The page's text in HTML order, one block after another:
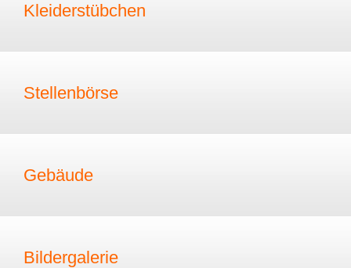
Kleiderstübchen
Stellenbörse
Gebäude
Bildergalerie